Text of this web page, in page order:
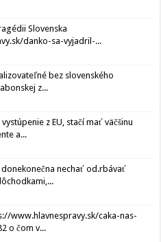
Slovenska
danko-sa-vyjadril-...
bez slovenského
z...
z EU, stačí mať väčšinu
a...
donekonečna nechať od.rbávať
www.hlavnespravy.sk/caka-nas-
o čom v...